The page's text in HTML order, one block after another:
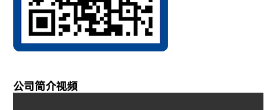
公司简介视频